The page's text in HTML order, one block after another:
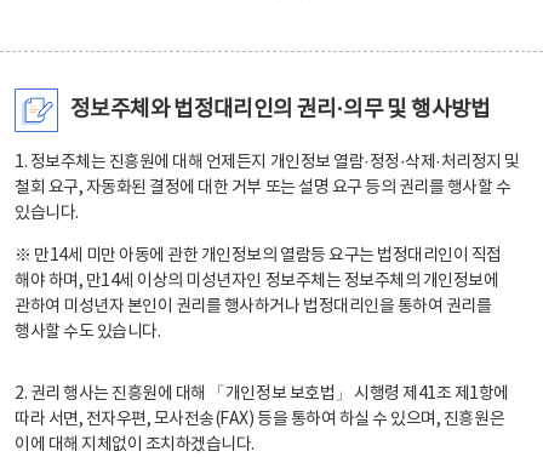
정보주체와 법정대리인의 권리·의무 및 행사방법
1. 정보주체는 진흥원에 대해 언제든지 개인정보 열람·정정·삭제·처리정지 및
철회 요구, 자동화된 결정에 대한 거부 또는 설명 요구 등의 권리를 행사할 수
있습니다.
※ 만14세 미만 아동에 관한 개인정보의 열람등 요구는 법정대리인이 직접
해야 하며, 만14세 이상의 미성년자인 정보주체는 정보주체의 개인정보에
관하여 미성년자 본인이 권리를 행사하거나 법정대리인을 통하여 권리를
행사할 수도 있습니다.
2. 권리 행사는 진흥원에 대해 「개인정보 보호법」 시행령 제41조 제1항에
따라 서면, 전자우편, 모사전송(FAX) 등을 통하여 하실 수 있으며, 진흥원은
이에 대해 지체없이 조치하겠습니다.